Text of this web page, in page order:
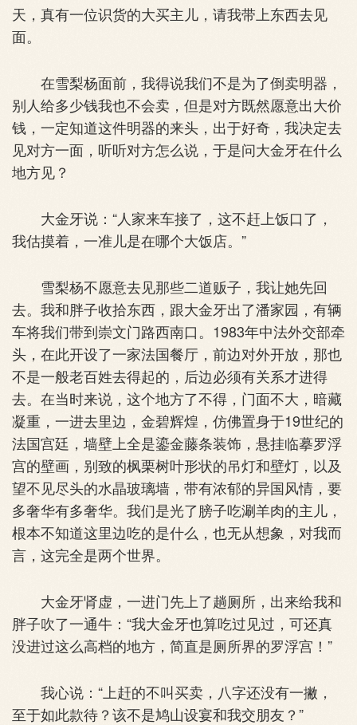
天，真有一位识货的大买主儿，请我带上东西去见
面。
在雪梨杨面前，我得说我们不是为了倒卖明器，
别人给多少钱我也不会卖，但是对方既然愿意出大价
钱，一定知道这件明器的来头，出于好奇，我决定去
见对方一面，听听对方怎么说，于是问大金牙在什么
地方见？
大金牙说：“人家来车接了，这不赶上饭口了，
我估摸着，一准儿是在哪个大饭店。”
雪梨杨不愿意去见那些二道贩子，我让她先回
去。我和胖子收拾东西，跟大金牙出了潘家园，有辆
车将我们带到崇文门路西南口。1983年中法外交部牵
头，在此开设了一家法国餐厅，前边对外开放，那也
不是一般老百姓去得起的，后边必须有关系才进得
去。在当时来说，这个地方了不得，门面不大，暗藏
凝重，一进去里边，金碧辉煌，仿佛置身于19世纪的
法国宫廷，墙壁上全是鎏金藤条装饰，悬挂临摹罗浮
宫的壁画，别致的枫栗树叶形状的吊灯和壁灯，以及
望不见尽头的水晶玻璃墙，带有浓郁的异国风情，要
多奢华有多奢华。我们是光了膀子吃涮羊肉的主儿，
根本不知道这里边吃的是什么，也无从想象，对我而
言，这完全是两个世界。
大金牙肾虚，一进门先上了趟厕所，出来给我和
胖子吹了一通牛：“我大金牙也算吃过见过，可还真
没进过这么高档的地方，简直是厕所界的罗浮宫！”
我心说：“上赶的不叫买卖，八字还没有一撇，
至于如此款待？该不是鸠山设宴和我交朋友？”